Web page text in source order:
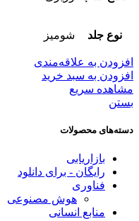
نوع جلد شومیز
افزودن به علاقه‌مندی
افزودن به سبد خرید
مشاهده سریع
بستن
دسته‌های محصولات
بازاریابی
رایگان - برای دانلود
فناوری
هوش مصنوعی
منابع انسانی